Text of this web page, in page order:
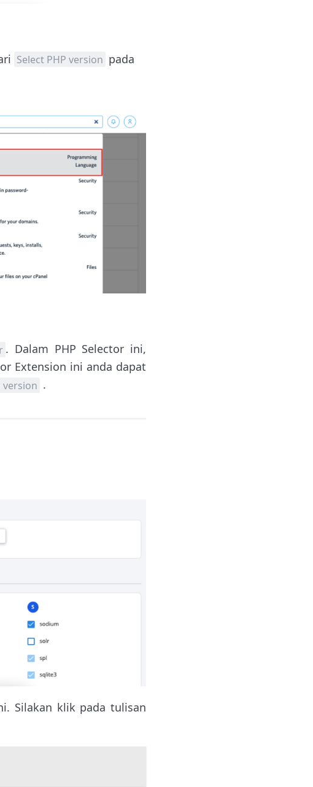
Select PHP version pada
. Dalam PHP Selector ini,
Extension ini anda dapat
version .
Silakan klik pada tulisan